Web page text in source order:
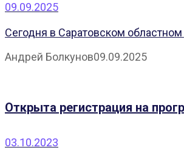
09.09.2025
Сегодня в Саратовском
Андрей Болкунов09.09.2025
Открыта регистрация на
03.10.2023